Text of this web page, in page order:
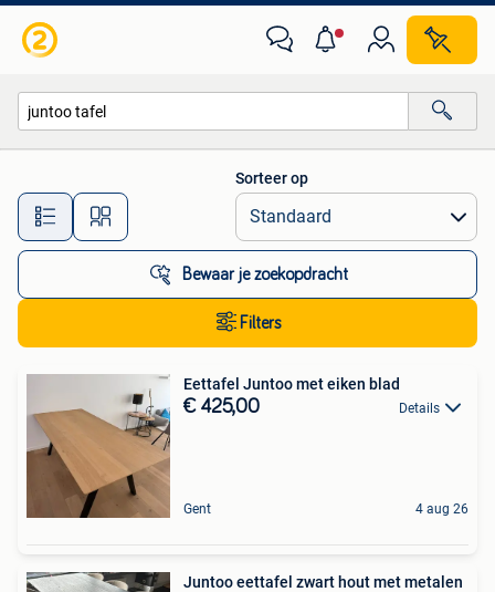
Alle afstanden…
Sorteer op
Bewaar je zoekopdracht
Filters
Eettafel Juntoo met eiken blad
€ 425,00 Details
Gent 4 aug 26
Juntoo eettafel zwart hout met metalen